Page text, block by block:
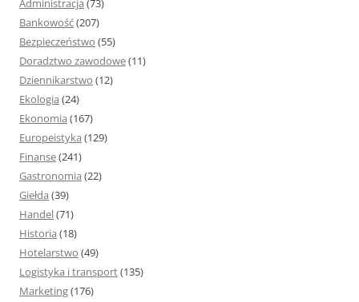
Administracja (73)
Bankowość(207)
Bezpieczeństwo (55)
Doradztwo zawodowe(11)
Dziennikarstwo (12)
Ekologia (24)
Ekonomia (167)
Europeistyka (129)
Finanse(241)
Gastronomia (22)
Giełda (39)
Handel(71)
Historia (18)
Hotelarstwo (49)
Logistyka i transport(135)
Marketing(176)